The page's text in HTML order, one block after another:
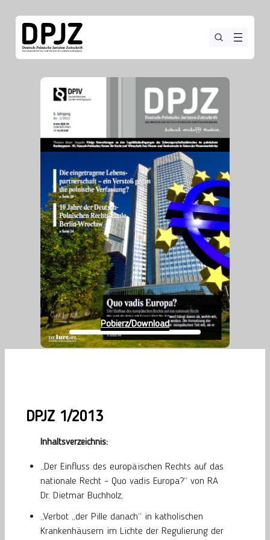
Pobierz/Download
DPJZ 1/2013
Inhaltsverzeichnis:
„Der Einfluss des europäischen Rechts auf das
nationale Recht – Quo vadis Europa?“ von RA
Dr. Dietmar Buchholz,
„Verbot „der Pille danach“ in katholischen
Krankenhäusern im Lichte der Regulierung der